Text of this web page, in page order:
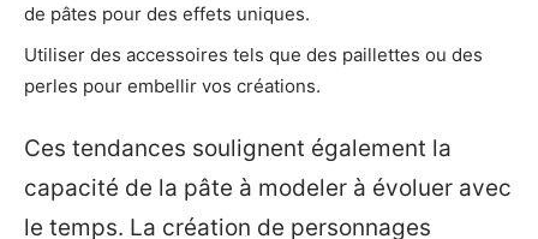
de pâtes pour des effets uniques.
Utiliser des accessoires tels que des paillettes ou des
perles pour embellir vos créations.
Ces tendances soulignent également la
capacité de la pâte à modeler à évoluer avec
le temps. La création de personnages